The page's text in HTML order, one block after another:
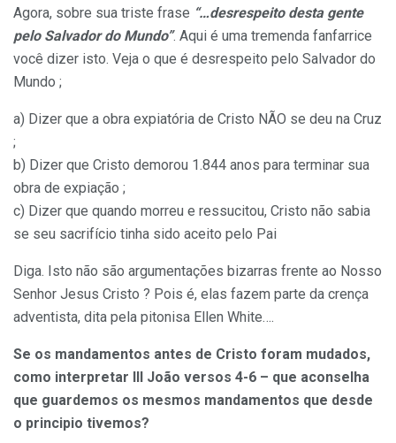
Agora, sobre sua triste frase “…desrespeito desta gente
pelo Salvador do Mundo”. Aqui é uma tremenda fanfarrice
você dizer isto. Veja o que é desrespeito pelo Salvador do
Mundo ;
a) Dizer que a obra expiatória de Cristo NÃO se deu na Cruz
;
b) Dizer que Cristo demorou 1.844 anos para terminar sua
obra de expiação ;
c) Dizer que quando morreu e ressucitou, Cristo não sabia
se seu sacrifício tinha sido aceito pelo Pai
Diga. Isto não são argumentações bizarras frente ao Nosso
Senhor Jesus Cristo ? Pois é, elas fazem parte da crença
adventista, dita pela pitonisa Ellen White….
Se os mandamentos antes de Cristo foram mudados,
como interpretar III João versos 4-6 – que aconselha
que guardemos os mesmos mandamentos que desde
o principio tivemos?